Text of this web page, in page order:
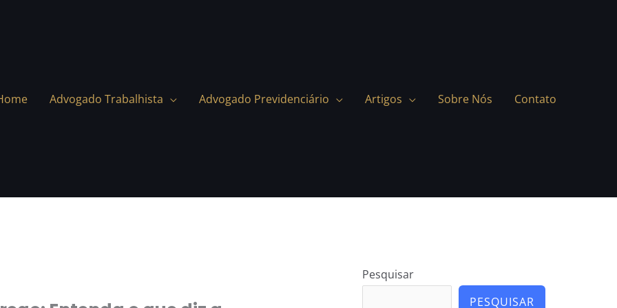
Advogado Trabalhista Advogado Previdenciário Artigos Sobre Nós Contato
Pesquisar
PESQUISAR